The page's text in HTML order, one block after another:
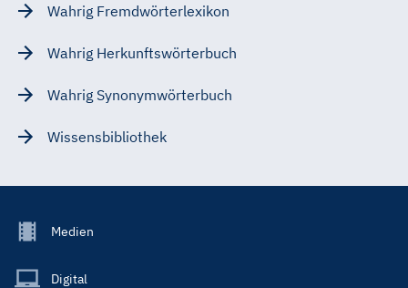
Wahrig Fremdwörterlexikon
Wahrig Herkunftswörterbuch
Wahrig Synonymwörterbuch
Wissensbibliothek
Footer
Main
Medien
Digital